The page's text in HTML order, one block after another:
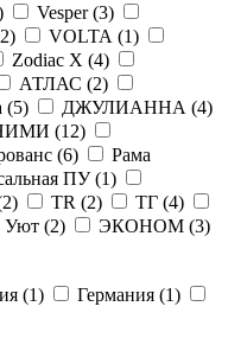
Vesper (3)
2) VOLTA (1)
Zodiac X (4)
АТЛАС (2)
(5) ДЖУЛИАННА (4)
(12)
(6)
Рама
ПУ (1)
2) ТR (2) ТГ (4)
Уют (2) ЭКОНОМ (3)
(1) Германия (1)